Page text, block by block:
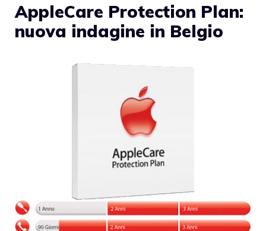
AppleCare Protection Plan:
nuova indagine in Belgio